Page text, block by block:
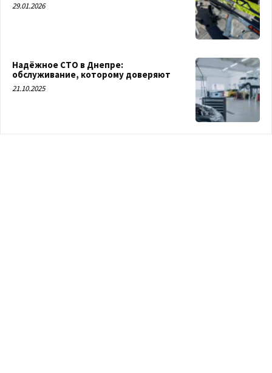
29.01.2026
Надёжное СТО в Днепре:
обслуживание, которому доверяют
21.10.2025